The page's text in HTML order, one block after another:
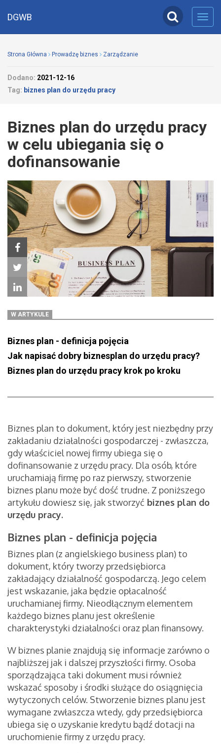
DGWB
Strona Główna Prowadzę biznes Zarządzanie
Dodano: 2021-12-16
Tag: biznes plan do urzędu pracy
Biznes plan do urzędu pracy
w celu ubiegania się o
dofinansowanie
W ARTYKULE
Biznes plan - definicja pojęcia
Jak napisać dobry biznesplan do urzędu pracy?
Biznes plan do urzędu pracy krok po kroku
Biznes plan to dokument, który jest niezbędny przy
zakładaniu działalności gospodarczej - zwłaszcza,
gdy właściciel nowej firmy ubiega się o
dofinansowanie z urzędu pracy. Dla osób, które
uruchamiają firmę po raz pierwszy, stworzenie
biznes planu może być dość trudne. Z poniższego
artykułu dowiesz się, jak stworzyć biznes plan do
urzędu pracy.
Biznes plan - definicja pojęcia
Biznes plan (z angielskiego business plan) to
dokument, który tworzy przedsiębiorca
zakładający działalność gospodarczą. Jego celem
jest wskazanie, jaka będzie opłacalność
uruchamianej firmy. Nieodłącznym elementem
każdego biznes planu jest określenie
charakterystyki działalności oraz plan finansowy.
W biznes planie znajdują się informacje zarówno o
najbliższej jak i dalszej przyszłości firmy. Osoba
sporządzająca taki dokument musi również
wskazać sposoby i środki służące do osiągnięcia
wytyczonych celów. Stworzenie biznes planu jest
wymagane zwłaszcza wtedy, gdy przedsiębiorca
ubiega się o uzyskanie kredytu bądź dotacji na
uruchomienie firmy z urzędu pracy.